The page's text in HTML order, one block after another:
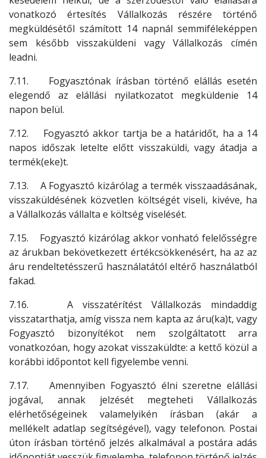
vonatkozó értesítés Vállalkozás részére történő
megküldésétől számított 14 napnál semmiféleképpen
sem később visszaküldeni vagy Vállalkozás címén
leadni.
7.11. Fogyasztónak írásban történő elállás esetén
elegendő az elállási nyilatkozatot megküldenie 14
napon belül.
7.12. Fogyasztó akkor tartja be a határidőt, ha a 14
napos időszak letelte előtt visszaküldi, vagy átadja a
termék(eke)t.
7.13. A Fogyasztó kizárólag a termék visszaadásának,
visszaküldésének közvetlen költségét viseli, kivéve, ha
a Vállalkozás vállalta e költség viselését.
7.15. Fogyasztó kizárólag akkor vonható felelősségre
az árukban bekövetkezett értékcsökkenésért, ha az az
áru rendeltetésszerű használatától eltérő használatból
fakad.
7.16. A visszatérítést Vállalkozás mindaddig
visszatarthatja, amíg vissza nem kapta az áru(ka)t, vagy
Fogyasztó bizonyítékot nem szolgáltatott arra
vonatkozóan, hogy azokat visszaküldte: a kettő közül a
korábbi időpontot kell figyelembe venni.
7.17. Amennyiben Fogyasztó élni szeretne elállási
jogával, annak jelzését megteheti Vállalkozás
elérhetőségeinek valamelyikén írásban (akár a
mellékelt adatlap segítségével), vagy telefonon. Postai
úton írásban történő jelzés alkalmával a postára adás